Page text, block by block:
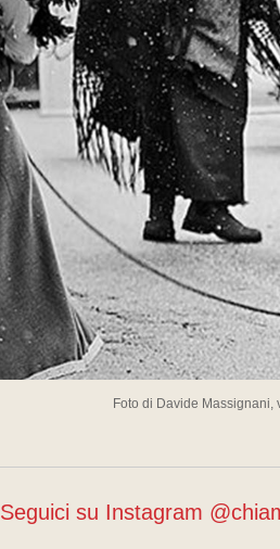
Foto di Davide Massignani,
Seguici su Instagram